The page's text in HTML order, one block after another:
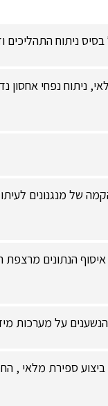
בסיס ניתוח
ניתוח נפחי אחסון
של מנגנונים
הנתונים מרצפת
הנשענים על מערכות
ספירת מלאי ,